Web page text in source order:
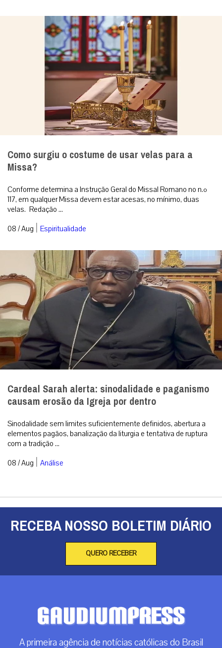
Como surgiu o costume de usar velas para a
Conforme determina a Instrução Geral do Missal Romano no n.º
117, em qualquer Missa devem estar acesas, no mínimo, duas
velas. Redação ...
Espiritualidade
Cardeal Sarah alerta: sinodalidade e paganismo
causam erosão da Igreja por dentro
Sinodalidade sem limites suficientemente definidos, abertura a
elementos pagãos, banalização da liturgia e tentativa de ruptura
com a tradição ...
08 / Aug
|Análise
RECEBA NOSSO BOLETIM DIÁRIO
QUERO RECEBER
A primeira agência de notícias católicas do Brasil
Categorias
Brasil
Espiritualidade
Mundo